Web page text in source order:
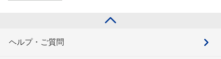
ヘルプ・ご質問